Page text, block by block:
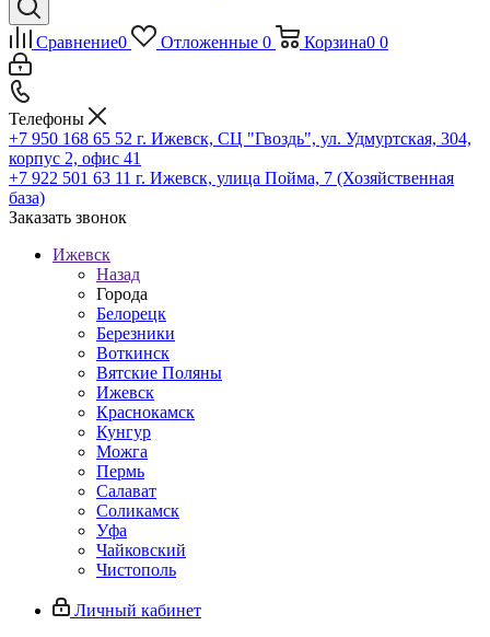
Сравнение0 Отложенные 0 Корзина0 0
Телефоны
+7 950 168 65 52 г. Ижевск, СЦ "Гвоздь", ул. Удмуртская, 304,
корпус 2, офис 41
+7 922 501 63 11 г. Ижевск, улица Пойма, 7 (Хозяйственная
база)
Заказать звонок
Ижевск
Назад
Города
Белорецк
Березники
Воткинск
Вятские Поляны
Ижевск
Краснокамск
Кунгур
Можга
Пермь
Салават
Соликамск
Уфа
Чайковский
Чистополь
Личный кабинет